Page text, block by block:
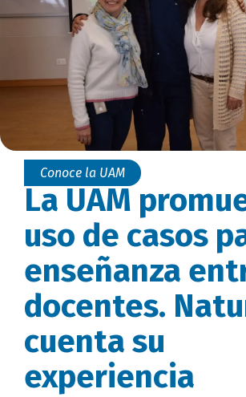
Conoce la UAM
La UAM
uso de casos
enseñanza
docentes.
cuenta su
experiencia